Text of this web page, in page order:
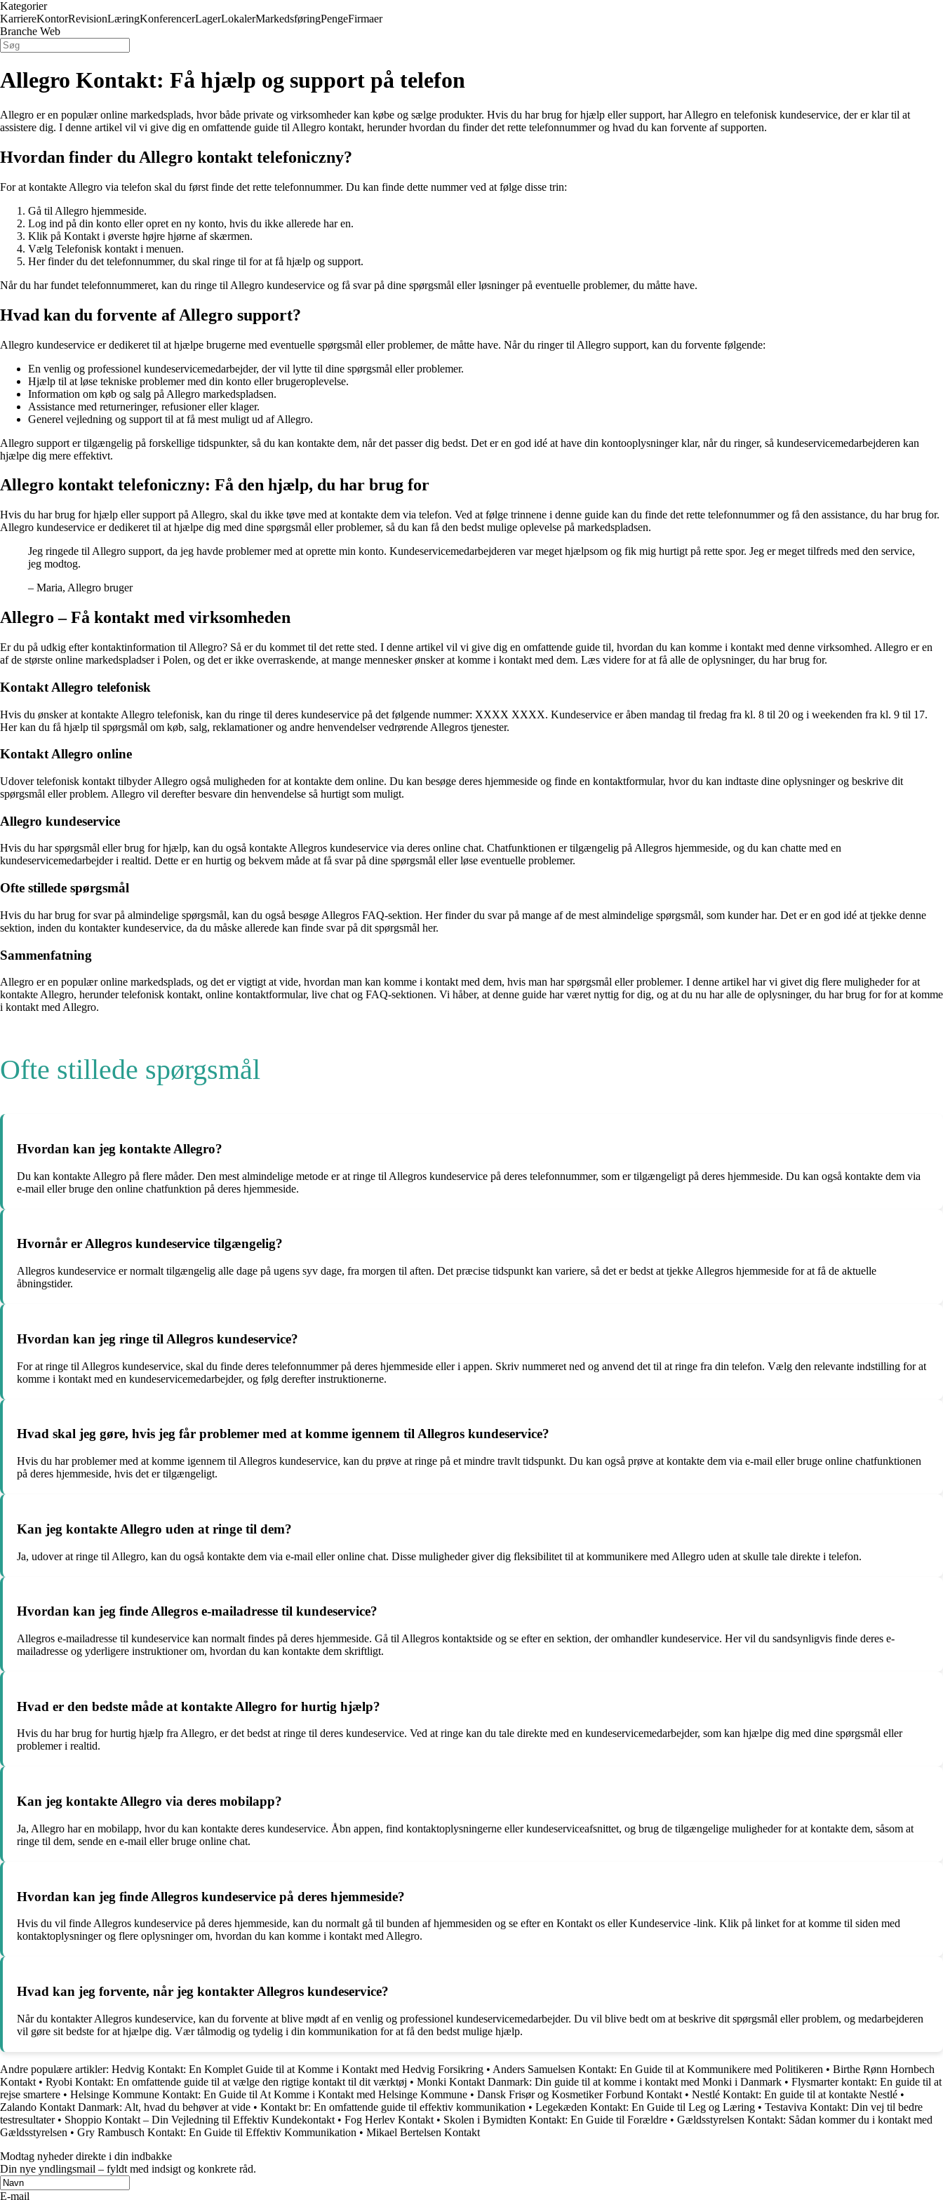
Kategorier
KarriereKontorRevisionLæringKonferencerLagerLokalerMarkedsføringPengeFirmaer
Branche Web
Allegro Kontakt: Få hjælp og support på telefon
Allegro er en populær online markedsplads, hvor både private og virksomheder kan købe og sælge produkter. Hvis du har brug for hjælp eller support, har Allegro en telefonisk kundeservice, der er klar til at
assistere dig. I denne artikel vil vi give dig en omfattende guide til Allegro kontakt, herunder hvordan du finder det rette telefonnummer og hvad du kan forvente af supporten.
Hvordan finder du Allegro kontakt telefoniczny?
For at kontakte Allegro via telefon skal du først finde det rette telefonnummer. Du kan finde dette nummer ved at følge disse trin:
Gå til Allegro hjemmeside.
Log ind på din konto eller opret en ny konto, hvis du ikke allerede har en.
Klik på Kontakt i øverste højre hjørne af skærmen.
Vælg Telefonisk kontakt i menuen.
Her finder du det telefonnummer, du skal ringe til for at få hjælp og support.
Når du har fundet telefonnummeret, kan du ringe til Allegro kundeservice og få svar på dine spørgsmål eller løsninger på eventuelle problemer, du måtte have.
Hvad kan du forvente af Allegro support?
Allegro kundeservice er dedikeret til at hjælpe brugerne med eventuelle spørgsmål eller problemer, de måtte have. Når du ringer til Allegro support, kan du forvente følgende:
En venlig og professionel kundeservicemedarbejder, der vil lytte til dine spørgsmål eller problemer.
Hjælp til at løse tekniske problemer med din konto eller brugeroplevelse.
Information om køb og salg på Allegro markedspladsen.
Assistance med returneringer, refusioner eller klager.
Generel vejledning og support til at få mest muligt ud af Allegro.
Allegro support er tilgængelig på forskellige tidspunkter, så du kan kontakte dem, når det passer dig bedst. Det er en god idé at have din kontooplysninger klar, når du ringer, så kundeservicemedarbejderen kan
hjælpe dig mere effektivt.
Allegro kontakt telefoniczny: Få den hjælp, du har brug for
Hvis du har brug for hjælp eller support på Allegro, skal du ikke tøve med at kontakte dem via telefon. Ved at følge trinnene i denne guide kan du finde det rette telefonnummer og få den assistance, du har brug for.
Allegro kundeservice er dedikeret til at hjælpe dig med dine spørgsmål eller problemer, så du kan få den bedst mulige oplevelse på markedspladsen.
Jeg ringede til Allegro support, da jeg havde problemer med at oprette min konto. Kundeservicemedarbejderen var meget hjælpsom og fik mig hurtigt på rette spor. Jeg er meget tilfreds med den service,
jeg modtog.
– Maria, Allegro bruger
Allegro – Få kontakt med virksomheden
Er du på udkig efter kontaktinformation til Allegro? Så er du kommet til det rette sted. I denne artikel vil vi give dig en omfattende guide til, hvordan du kan komme i kontakt med denne virksomhed. Allegro er en
af de største online markedspladser i Polen, og det er ikke overraskende, at mange mennesker ønsker at komme i kontakt med dem. Læs videre for at få alle de oplysninger, du har brug for.
Kontakt Allegro telefonisk
Hvis du ønsker at kontakte Allegro telefonisk, kan du ringe til deres kundeservice på det følgende nummer: XXXX XXXX. Kundeservice er åben mandag til fredag ​​fra kl. 8 til 20 og i weekenden fra kl. 9 til 17.
Her kan du få hjælp til spørgsmål om køb, salg, reklamationer og andre henvendelser vedrørende Allegros tjenester.
Kontakt Allegro online
Udover telefonisk kontakt tilbyder Allegro også muligheden for at kontakte dem online. Du kan besøge deres hjemmeside og finde en kontaktformular, hvor du kan indtaste dine oplysninger og beskrive dit
spørgsmål eller problem. Allegro vil derefter besvare din henvendelse så hurtigt som muligt.
Allegro kundeservice
Hvis du har spørgsmål eller brug for hjælp, kan du også kontakte Allegros kundeservice via deres online chat. Chatfunktionen er tilgængelig på Allegros hjemmeside, og du kan chatte med en
kundeservicemedarbejder i realtid. Dette er en hurtig og bekvem måde at få svar på dine spørgsmål eller løse eventuelle problemer.
Ofte stillede spørgsmål
Hvis du har brug for svar på almindelige spørgsmål, kan du også besøge Allegros FAQ-sektion. Her finder du svar på mange af de mest almindelige spørgsmål, som kunder har. Det er en god idé at tjekke denne
sektion, inden du kontakter kundeservice, da du måske allerede kan finde svar på dit spørgsmål her.
Sammenfatning
Allegro er en populær online markedsplads, og det er vigtigt at vide, hvordan man kan komme i kontakt med dem, hvis man har spørgsmål eller problemer. I denne artikel har vi givet dig flere muligheder for at
kontakte Allegro, herunder telefonisk kontakt, online kontaktformular, live chat og FAQ-sektionen. Vi håber, at denne guide har været nyttig for dig, og at du nu har alle de oplysninger, du har brug for for at komme
i kontakt med Allegro.
Ofte stillede spørgsmål
Hvordan kan jeg kontakte Allegro?
Du kan kontakte Allegro på flere måder. Den mest almindelige metode er at ringe til Allegros kundeservice på deres telefonnummer, som er tilgængeligt på deres hjemmeside. Du kan også kontakte dem via
e-mail eller bruge den online chatfunktion på deres hjemmeside.
Hvornår er Allegros kundeservice tilgængelig?
Allegros kundeservice er normalt tilgængelig alle dage på ugens syv dage, fra morgen til aften. Det præcise tidspunkt kan variere, så det er bedst at tjekke Allegros hjemmeside for at få de aktuelle
åbningstider.
Hvordan kan jeg ringe til Allegros kundeservice?
For at ringe til Allegros kundeservice, skal du finde deres telefonnummer på deres hjemmeside eller i appen. Skriv nummeret ned og anvend det til at ringe fra din telefon. Vælg den relevante indstilling for at
komme i kontakt med en kundeservicemedarbejder, og følg derefter instruktionerne.
Hvad skal jeg gøre, hvis jeg får problemer med at komme igennem til Allegros kundeservice?
Hvis du har problemer med at komme igennem til Allegros kundeservice, kan du prøve at ringe på et mindre travlt tidspunkt. Du kan også prøve at kontakte dem via e-mail eller bruge online chatfunktionen
på deres hjemmeside, hvis det er tilgængeligt.
Kan jeg kontakte Allegro uden at ringe til dem?
Ja, udover at ringe til Allegro, kan du også kontakte dem via e-mail eller online chat. Disse muligheder giver dig fleksibilitet til at kommunikere med Allegro uden at skulle tale direkte i telefon.
Hvordan kan jeg finde Allegros e-mailadresse til kundeservice?
Allegros e-mailadresse til kundeservice kan normalt findes på deres hjemmeside. Gå til Allegros kontaktside og se efter en sektion, der omhandler kundeservice. Her vil du sandsynligvis finde deres e-
mailadresse og yderligere instruktioner om, hvordan du kan kontakte dem skriftligt.
Hvad er den bedste måde at kontakte Allegro for hurtig hjælp?
Hvis du har brug for hurtig hjælp fra Allegro, er det bedst at ringe til deres kundeservice. Ved at ringe kan du tale direkte med en kundeservicemedarbejder, som kan hjælpe dig med dine spørgsmål eller
problemer i realtid.
Kan jeg kontakte Allegro via deres mobilapp?
Ja, Allegro har en mobilapp, hvor du kan kontakte deres kundeservice. Åbn appen, find kontaktoplysningerne eller kundeserviceafsnittet, og brug de tilgængelige muligheder for at kontakte dem, såsom at
ringe til dem, sende en e-mail eller bruge online chat.
Hvordan kan jeg finde Allegros kundeservice på deres hjemmeside?
Hvis du vil finde Allegros kundeservice på deres hjemmeside, kan du normalt gå til bunden af hjemmesiden og se efter en Kontakt os eller Kundeservice -link. Klik på linket for at komme til siden med
kontaktoplysninger og flere oplysninger om, hvordan du kan komme i kontakt med Allegro.
Hvad kan jeg forvente, når jeg kontakter Allegros kundeservice?
Når du kontakter Allegros kundeservice, kan du forvente at blive mødt af en venlig og professionel kundeservicemedarbejder. Du vil blive bedt om at beskrive dit spørgsmål eller problem, og medarbejderen
vil gøre sit bedste for at hjælpe dig. Vær tålmodig og tydelig i din kommunikation for at få den bedst mulige hjælp.
Andre populære artikler: Hedvig Kontakt: En Komplet Guide til at Komme i Kontakt med Hedvig Forsikring • Anders Samuelsen Kontakt: En Guide til at Kommunikere med Politikeren • Birthe Rønn Hornbech
Kontakt • Ryobi Kontakt: En omfattende guide til at vælge den rigtige kontakt til dit værktøj • Monki Kontakt Danmark: Din guide til at komme i kontakt med Monki i Danmark • Flysmarter kontakt: En guide til at
rejse smartere • Helsinge Kommune Kontakt: En Guide til At Komme i Kontakt med Helsinge Kommune • Dansk Frisør og Kosmetiker Forbund Kontakt • Nestlé Kontakt: En guide til at kontakte Nestlé •
Zalando Kontakt Danmark: Alt, hvad du behøver at vide • Kontakt br: En omfattende guide til effektiv kommunikation • Legekæden Kontakt: En Guide til Leg og Læring • Testaviva Kontakt: Din vej til bedre
testresultater• Shoppio Kontakt – Din Vejledning til Effektiv Kundekontakt • Fog Herlev Kontakt • Skolen i Bymidten Kontakt: En Guide til Forældre • Gældsstyrelsen Kontakt: Sådan kommer du i kontakt med
Gældsstyrelsen • Gry Rambusch Kontakt: En Guide til Effektiv Kommunikation • Mikael Bertelsen Kontakt
Modtag nyheder direkte i din indbakke
Din nye yndlingsmail – fyldt med indsigt og konkrete råd.
E-mail